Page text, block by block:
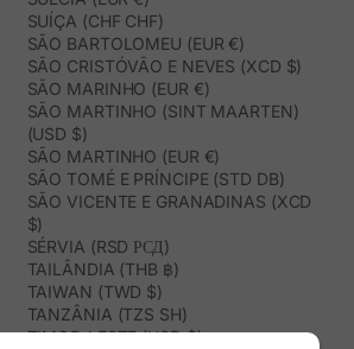
SUÍÇA (CHF CHF)
SÃO BARTOLOMEU (EUR €)
SÃO CRISTÓVÃO E NEVES (XCD $)
SÃO MARINHO (EUR €)
SÃO MARTINHO (SINT MAARTEN)
(USD $)
SÃO MARTINHO (EUR €)
SÃO TOMÉ E PRÍNCIPE (STD DB)
SÃO VICENTE E GRANADINAS (XCD
$)
SÉRVIA (RSD РСД)
TAILÂNDIA (THB ฿)
TAIWAN (TWD $)
TANZÂNIA (TZS SH)
TIMOR-LESTE (USD $)